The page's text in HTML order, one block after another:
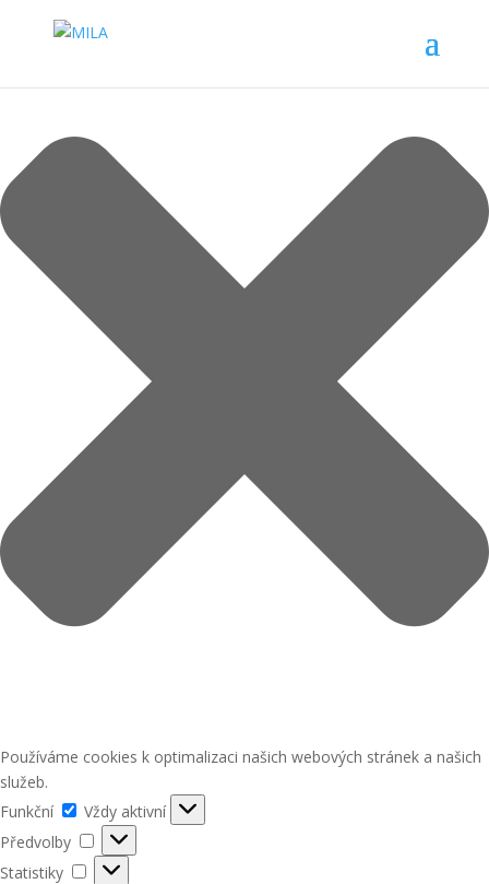
Používáme cookies k optimalizaci našich webových stránek a našich
služeb.
Funkční
Funkční
Vždy aktivní
Předvolby
Předvolby
Statistiky
Statistiky